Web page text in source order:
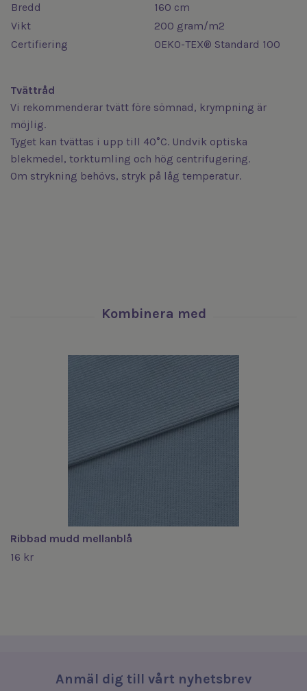
Bredd
160 cm
Vikt
200 gram/m2
Certifiering
OEKO-TEX® Standard 100
Tvättråd
Vi rekommenderar tvätt före sömnad, krympning är
möjlig.
Tyget kan tvättas i upp till 40°C. Undvik optiska
blekmedel, torktumling och hög centrifugering.
Om strykning behövs, stryk på låg temperatur.
Ribbad mudd mellanblå
16 kr
Anmäl dig till vårt nyhetsbrev